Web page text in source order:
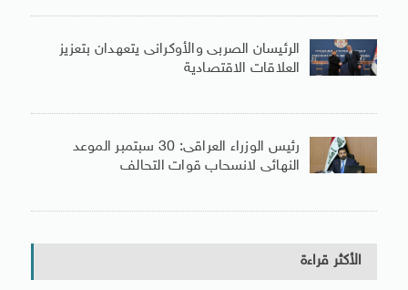
الرئيسان الصربى والأوكرانى يتعهدان بتعزيز
العلاقات الاقتصادية
رئيس الوزراء العراقى: 30 سبتمبر الموعد
النهائى لانسحاب قوات التحالف
الأكثر قراءة